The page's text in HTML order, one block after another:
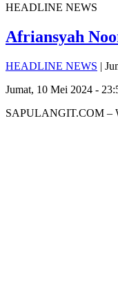
HEADLINE NEWS
Afriansyah
HEADLINE NEWS |
Jumat, 10 Mei 2024 -
SAPULANGIT.COM –